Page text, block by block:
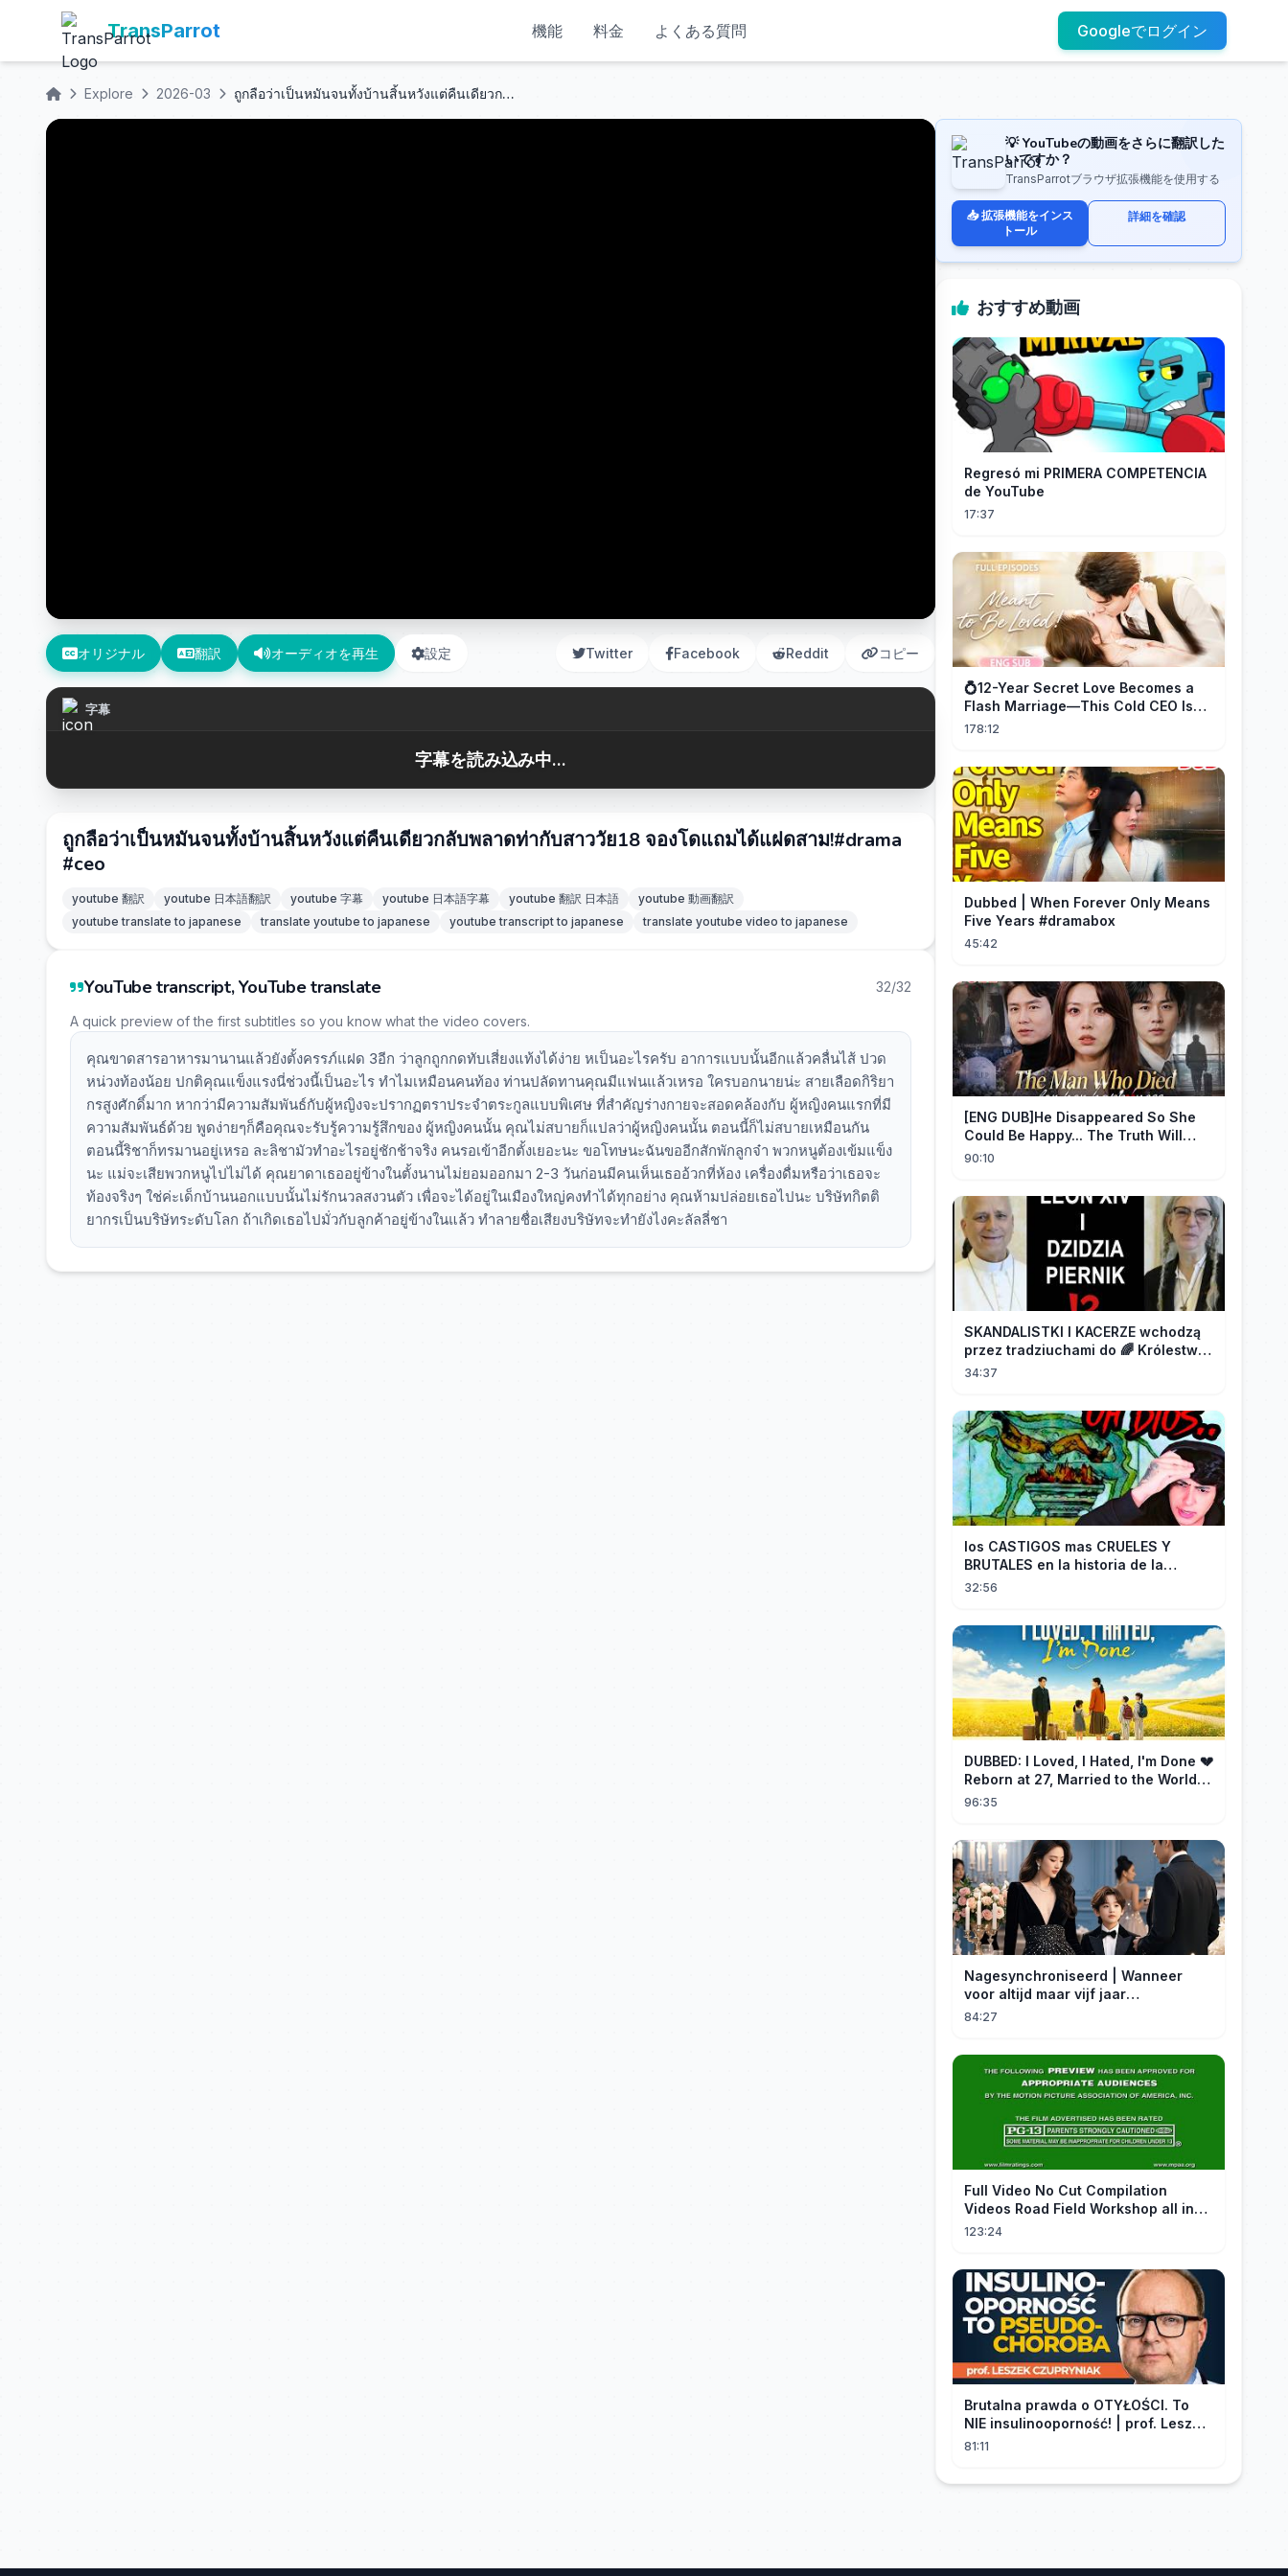
TransParrot 機能 料金 よくある質問 Googleでログイン
Explore 2026-03 ถูกลือว่าเป็นหมันจนทั้งบ้านสิ้นหวังแต่คืนเดียวกลับพลาดท่ากับสาววัย18 จองโดแถมได้แฝดสาม!#drama #ceo
オリジナル 翻訳 オーディオを再生 設定 Twitter Facebook Reddit コピー
字幕
字幕を読み込み中...
ถูกลือว่าเป็นหมันจนทั้งบ้านสิ้นหวังแต่คืนเดียวกลับพลาดท่ากับสาววัย18 จองโดแถมได้แฝดสาม!#drama
#ceo
youtube 翻訳 youtube 日本語翻訳 youtube 字幕 youtube 日本語字幕 youtube 翻訳 日本語
youtube 動画翻訳
youtube translate to japanese
translate youtube to japanese youtube transcript to japanese translate youtube video to japanese
YouTube transcript, YouTube translate 32/32
A quick preview of the first subtitles so you know what the video covers.
คุณขาดสารอาหารมานานแล้วยังตั้งครรภ์แฝด 3อีก ว่าลูกถูกกดทับเสี่ยงแท้งได้ง่าย หเป็นอะไรครับ อาการแบบนั้นอีกแล้วคลื่นไส้ ปวด
หน่วงท้องน้อย ปกติคุณแข็งแรงนี่ช่วงนี้เป็นอะไร ทำไมเหมือนคนท้อง ท่านปลัดทานคุณมีแฟนแล้วเหรอ ใครบอกนายน่ะ สายเลือดกิริยา
กรสูงศักดิ์มาก หากว่ามีความสัมพันธ์กับผู้หญิงจะปรากฏตราประจำตระกูลแบบพิเศษ ที่สำคัญร่างกายจะสอดคล้องกับ ผู้หญิงคนแรกที่มี
ความสัมพันธ์ด้วย พูดง่ายๆก็คือคุณจะรับรู้ความรู้สึกของ ผู้หญิงคนนั้น คุณไม่สบายก็แปลว่าผู้หญิงคนนั้น ตอนนี้ก็ไม่สบายเหมือนกัน
ตอนนี้ริชาก็ทรมานอยู่เหรอ ละลิชามัวทำอะไรอยู่ชักช้าจริง คนรอเข้าอีกตั้งเยอะนะ ขอโทษนะฉันขออีกสักพักลูกจ๋า พวกหนูต้องเข้มแข็ง
นะ แม่จะเสียพวกหนูไปไม่ได้ คุณยาดาเธออยู่ข้างในตั้งนานไม่ยอมออกมา 2-3 วันก่อนมีคนเห็นเธออ้วกที่ห้อง เครื่องดื่มหรือว่าเธอจะ
ท้องจริงๆ ใช่ค่ะเด็กบ้านนอกแบบนั้นไม่รักนวลสงวนตัว เพื่อจะได้อยู่ในเมืองใหญ่คงทำได้ทุกอย่าง คุณห้ามปล่อยเธอไปนะ บริษัทกิตติ
ยากรเป็นบริษัทระดับโลก ถ้าเกิดเธอไปมั่วกับลูกค้าอยู่ข้างในแล้ว ทำลายชื่อเสียงบริษัทจะทำยังไงคะลัลลี่ชา
💡 YouTubeの動画をさらに翻訳した
いですか？
TransParrotブラウザ拡張機能を使用する
📥 拡張機能をインス
トール
詳細を確認
おすすめ動画
Regresó mi PRIMERA COMPETENCIA
de YouTube
17:37
💍12-Year Secret Love Becomes a
Flash Marriage—This Cold CEO Is
Addicted to Her!
178:12
Dubbed | When Forever Only Means
Five Years #dramabox
45:42
[ENG DUB]He Disappeared So She
Could Be Happy... The Truth Will
Make You Cry #emotional #shorts
90:10
SKANDALISTKI I KACERZE wchodzą
przez tradziuchami do 🌈 Królestwa
Synodalnego❗❗❗
34:37
los CASTIGOS mas CRUELES Y
BRUTALES en la historia de la
HUMANIDAD...
32:56
DUBBED: I Loved, I Hated, I'm Done 💔
Reborn at 27, Married to the World's
Richest Man【霁月别去再无归】
96:35
Nagesynchroniseerd | Wanneer
voor altijd maar vijf jaar
betekent#dramabox
84:27
FuII Video No Cut Compilation
Videos Road Field Workshop all in
one Car Console Device &
123:24
Brutalna prawda o OTYŁOŚCI. To
NIE insulinooporność! | prof. Leszek
Czupryniak
81:11